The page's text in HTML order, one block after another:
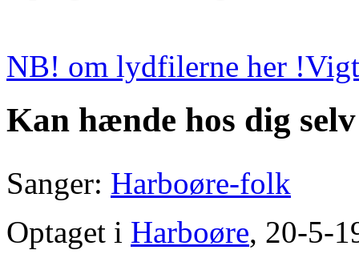
NB! om lydfilerne her !
Kan hænde hos dig
Sanger: Harboøre-folk
Optaget i Harboøre, 20-5-